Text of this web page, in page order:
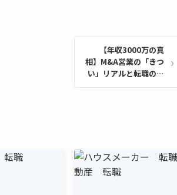
【年収3000万の真
相】M&A営業の「きつ
い」リアルと転職の全
貌｜未経験から年収1